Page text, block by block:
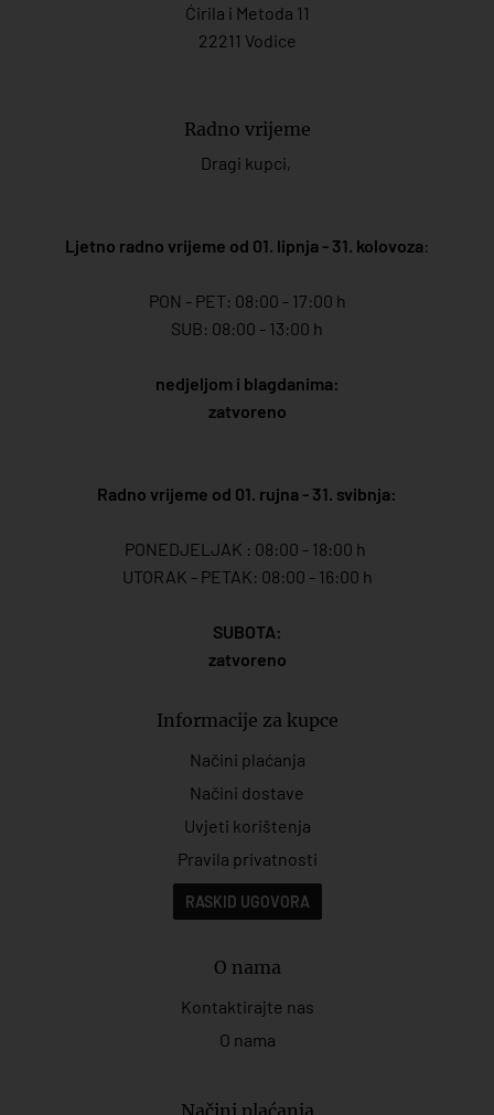
Ćirila i Metoda 11
22211 Vodice
Radno vrijeme
Dragi kupci,
Ljetno radno vrijeme od 01. lipnja - 31. kolovoza:
PON - PET: 08:00 - 17:00 h
SUB: 08:00 - 13:00 h
nedjeljom i blagdanima:
zatvoreno
Radno vrijeme od 01. rujna - 31. svibnja:
PONEDJELJAK : 08:00 - 18:00 h
UTORAK - PETAK: 08:00 - 16:00 h
SUBOTA:
zatvoreno
Informacije za kupce
Načini plaćanja
Načini dostave
Uvjeti korištenja
Pravila privatnosti
RASKID UGOVORA
O nama
Kontaktirajte nas
O nama
Načini plaćanja